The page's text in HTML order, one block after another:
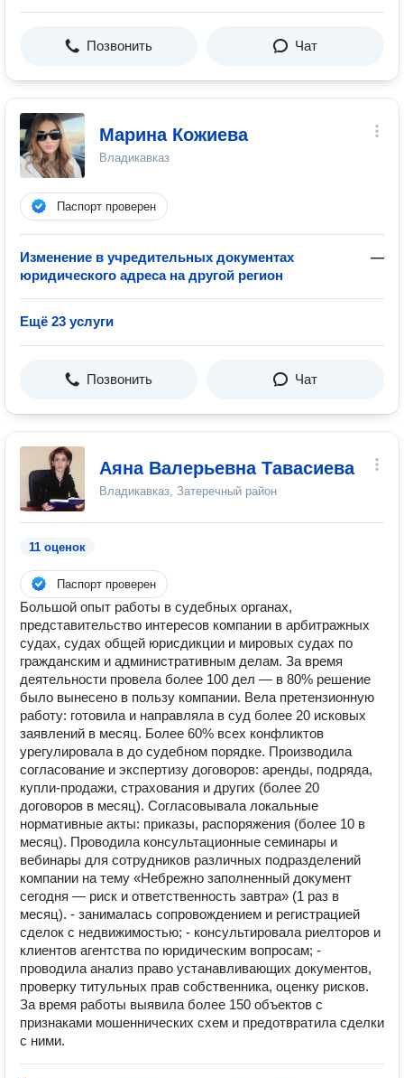
Позвонить Чат
Марина Кожиева
Владикавказ
Паспорт проверен
Изменение в учредительных документах
юридического адреса на другой регион
—
Ещё 23 услуги
Позвонить Чат
Аяна Валерьевна Тавасиева
Владикавказ, Затеречный район
11 оценок
Паспорт проверен
Большой опыт работы в судебных органах,
представительство интересов компании в арбитражных
судах, судах общей юрисдикции и мировых судах по
гражданским и административным делам. За время
деятельности провела более 100 дел — в 80% решение
было вынесено в пользу компании. Вела претензионную
работу: готовила и направляла в суд более 20 исковых
заявлений в месяц. Более 60% всех конфликтов
урегулировала в до судебном порядке. Производила
согласование и экспертизу договоров: аренды, подряда,
купли-продажи, страхования и других (более 20
договоров в месяц). Согласовывала локальные
нормативные акты: приказы, распоряжения (более 10 в
месяц). Проводила консультационные семинары и
вебинары для сотрудников различных подразделений
компании на тему «Небрежно заполненный документ
сегодня — риск и ответственность завтра» (1 раз в
месяц). - занималась сопровождением и регистрацией
сделок с недвижимостью; - консультировала риелторов и
клиентов агентства по юридическим вопросам; -
проводила анализ право устанавливающих документов,
проверку титульных прав собственника, оценку рисков.
За время работы выявила более 150 объектов с
признаками мошеннических схем и предотвратила сделки
с ними.